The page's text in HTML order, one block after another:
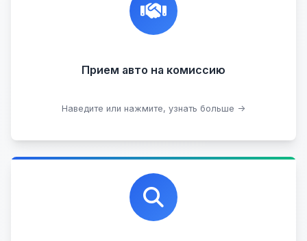
Прием авто на комиссию
Наведите или нажмите, узнать больше →
переговоры с клиентами, подготовка документов,
сопровождение сделки.
Прием битых авто
Оставить на комиссии
Профессиональная помощь в выборе автомобиля
на любых торговых площадках с проверкой
юридической чистоты.